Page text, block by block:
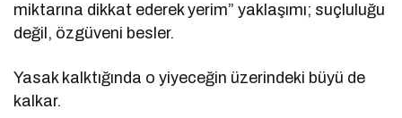
miktarına dikkat ederek yerim” yaklaşımı; suçluluğu
değil, özgüveni besler.
Yasak kalktığında o yiyeceğin üzerindeki büyü de
kalkar.